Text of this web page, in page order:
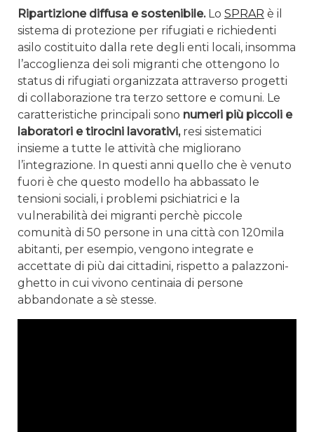
Ripartizione diffusa e sostenibile.Lo SPRAR è il
sistema di protezione per rifugiati e richiedenti
asilo costituito dalla rete degli enti locali, insomma
l’accoglienza dei soli migranti che ottengono lo
status di rifugiati organizzata attraverso progetti
di collaborazione tra terzo settore e comuni. Le
caratteristiche principali sono numeri più piccoli e
laboratori e tirocini lavorativi,resi sistematici
insieme a tutte le attività che migliorano
l’integrazione. In questi anni quello che è venuto
fuori è che questo modello ha abbassato le
tensioni sociali, i problemi psichiatrici e la
vulnerabilità dei migranti perchè piccole
comunità di 50 persone in una città con 120mila
abitanti, per esempio, vengono integrate e
accettate di più dai cittadini, rispetto a palazzoni-
ghetto in cui vivono centinaia di persone
abbandonate a sè stesse.